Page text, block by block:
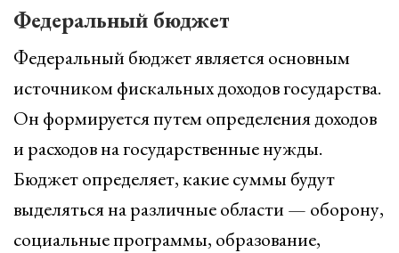
Федеральный бюджет
Федеральный бюджет является основным
источником фискальных доходов государства.
Он формируется путем определения доходов
и расходов на государственные нужды.
Бюджет определяет, какие суммы будут
выделяться на различные области — оборону,
социальные программы, образование,